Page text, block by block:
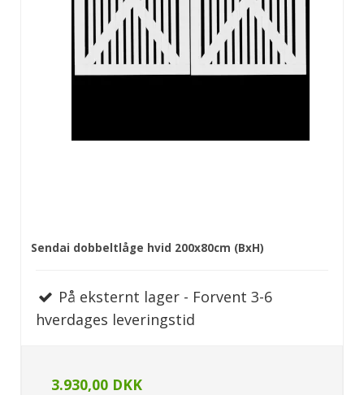
Sendai dobbeltlåge hvid 200x80cm (BxH)
På eksternt lager - Forvent 3-6
hverdages leveringstid
3.930,00 DKK